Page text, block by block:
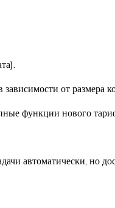
от размера
функции нового
автоматически, но